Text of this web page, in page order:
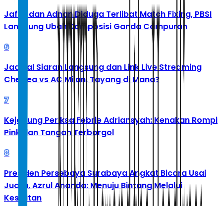
Jafar dan Adnan Diduga Terlibat Match Fixing, PBSI
Langsung Ubah Komposisi Ganda Campuran
6
Jadwal Siaran Langsung dan Link Live Streaming
Chelsea vs AC Milan, Tayang di Mana?
7
Kejagung Periksa Febrie Adriansyah: Kenakan Rompi
Pink dan Tangan Terborgol
8
Presiden Persebaya Surabaya Angkat Bicara Usai
Juara, Azrul Ananda: Menuju Bintang Melalui
Kesulitan